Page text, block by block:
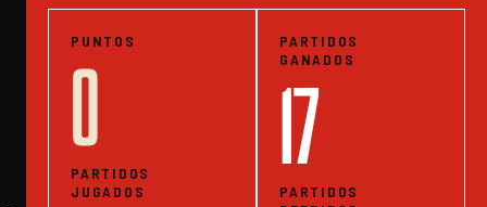
PUNTOS
0
PARTIDOS
JUGADOS
PARTIDOS
GANADOS
17
PARTIDOS